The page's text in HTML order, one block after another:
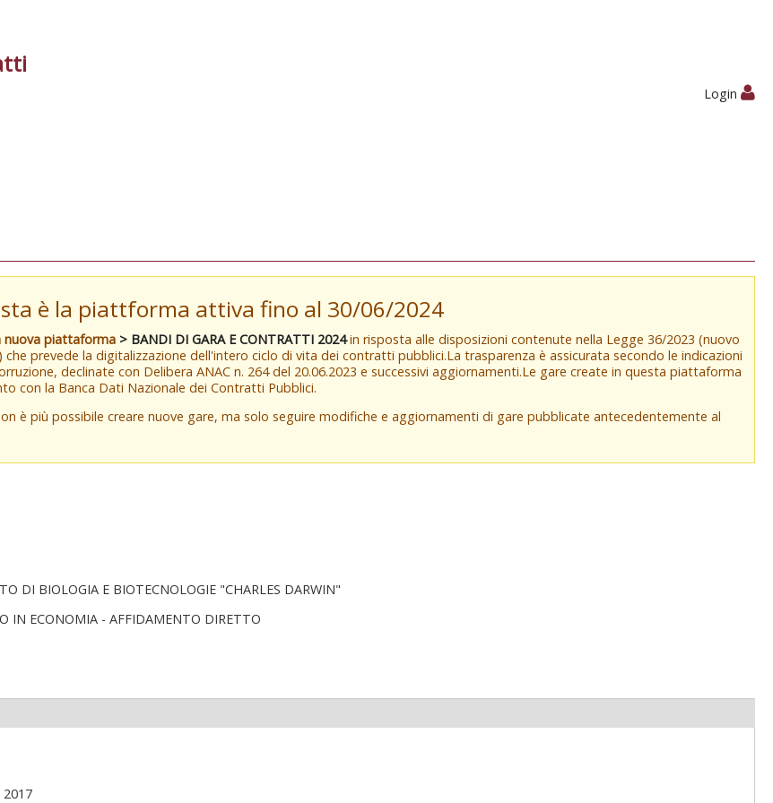
Login
è la piattforma attiva fino al 30/06/2024
nuova piattaforma > BANDI DI GARA E CONTRATTI 2024in risposta alle disposizioni contenute nella Legge 36/2023 (nuovo
prevede la digitalizzazione dell'intero ciclo di vita dei contratti pubblici.La trasparenza è assicurata secondo le indicazioni
declinate con Delibera ANAC n. 264 del 20.06.2023 e successivi aggiornamenti.Le gare create in questa piattaforma
con la Banca Dati Nazionale dei Contratti Pubblici.
è più possibile creare nuove gare, ma solo seguire modifiche e aggiornamenti di gare pubblicate antecedentemente al
DI BIOLOGIA E BIOTECNOLOGIE "CHARLES DARWIN"
IN ECONOMIA - AFFIDAMENTO DIRETTO